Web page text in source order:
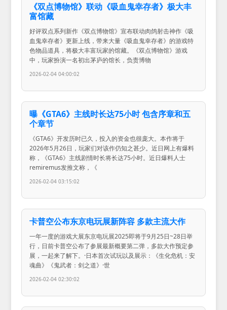
《双点博物馆》联动《吸血鬼幸存者》极大丰
富馆藏
好评双点系列新作《双点博物馆》宣布联动肉鸽射击神作《吸
血鬼幸存者》更新上线，带来大量《吸血鬼幸存者》的游戏特
色物品道具，将极大丰富玩家的馆藏。《双点博物馆》游戏
中，玩家扮演一名初出茅庐的馆长，负责博物
2026-02-04 04:00:02
曝《GTA6》主线时长达75小时 包含序章和五
个章节
《GTA6》开发历时已久，投入的资金也很庞大。本作将于
2026年5月26日，玩家们对该作仍知之甚少。近日网上有爆料
称，《GTA6》主线剧情时长将长达75小时。近日爆料人士
remiremus发推文称，《
2026-02-04 03:15:02
卡普空公布东京电玩展新阵容 多款主流大作
一年一度的游戏大展东京电玩展2025即将于9月25日~28日举
行，日前卡普空公布了参展最新概要第二弹，多款大作预定参
展，一起来了解下。·日本首次试玩以及展示：《生化危机：安
魂曲》《鬼武者：剑之道》·世
2026-02-04 02:30:02